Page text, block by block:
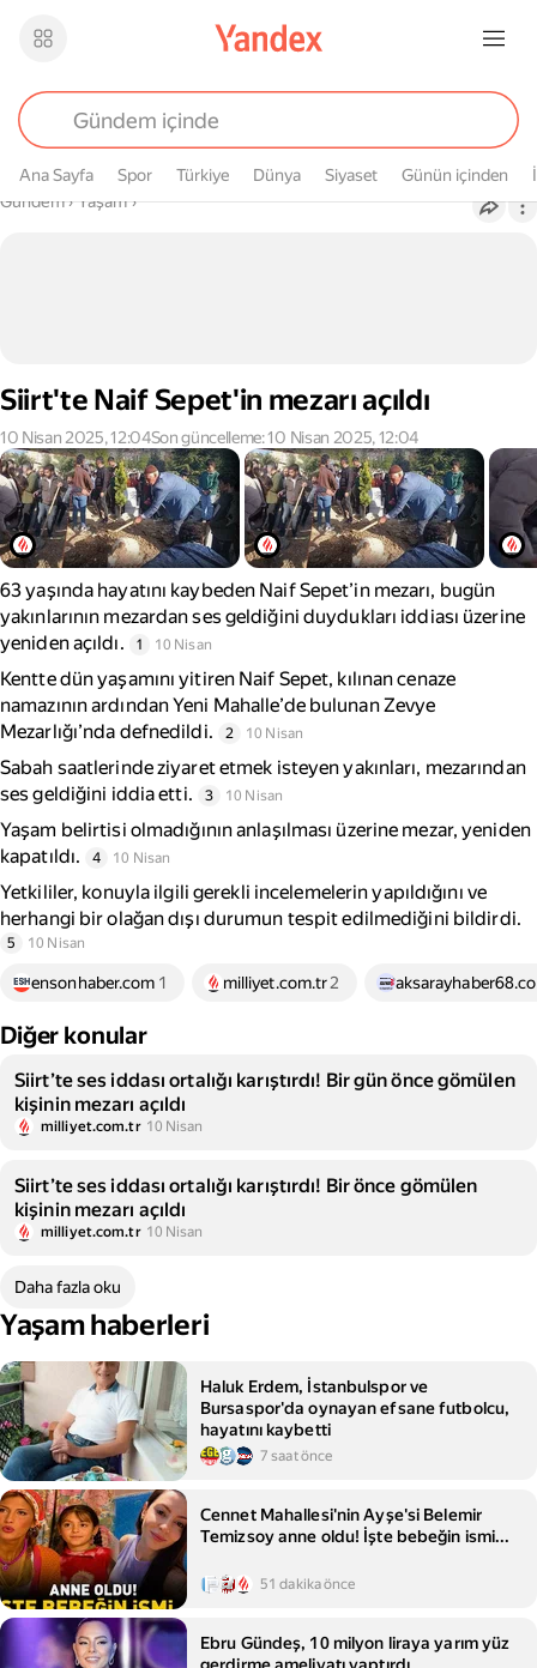
Ana Sayfa Spor Türkiye Dünya Siyaset Günün içinden
Buradasın
Gündem› Yaşam›
Siirt'te Naif Sepet'in mezarı açıldı
10 Nisan 2025, 12:04Son güncelleme: 10 Nisan 2025, 12:04
63 yaşında hayatını kaybeden Naif Sepet’in mezarı, bugün
yakınlarının mezardan ses geldiğini duydukları iddiası üzerine
yeniden açıldı.
1 10 Nisan
Kentte dün yaşamını yitiren Naif Sepet, kılınan cenaze
namazının ardından Yeni Mahalle’de bulunan Zevye
Mezarlığı’nda defnedildi.
2 10 Nisan
Sabah saatlerinde ziyaret etmek isteyen yakınları, mezarından
ses geldiğini iddia etti.
3 10 Nisan
Yaşam belirtisi olmadığının anlaşılması üzerine mezar, yeniden
kapatıldı.
4 10 Nisan
Yetkililer, konuyla ilgili gerekli incelemelerin yapıldığını ve
herhangi bir olağan dışı durumun tespit edilmediğini bildirdi.
5 10 Nisan
ensonhaber.com 1 milliyet.com.tr2
Diğer konular
Siirt’te ses iddası ortalığı karıştırdı! Bir gün önce gömülen
kişinin mezarı açıldı
milliyet.com.tr 10 Nisan
Siirt’te ses iddası ortalığı karıştırdı! Bir önce gömülen
kişinin mezarı açıldı
milliyet.com.tr 10 Nisan
Daha fazla oku
Yaşam haberleri
Haluk Erdem, İstanbulspor ve
Bursaspor'da oynayan efsane futbolcu,
hayatını kaybetti
7 saat önce
Cennet Mahallesi'nin Ayşe'si Belemir
Temizsoy anne oldu! İşte bebeğin ismi...
51 dakika önce
Ebru Gündeş, 10 milyon liraya yarım yüz